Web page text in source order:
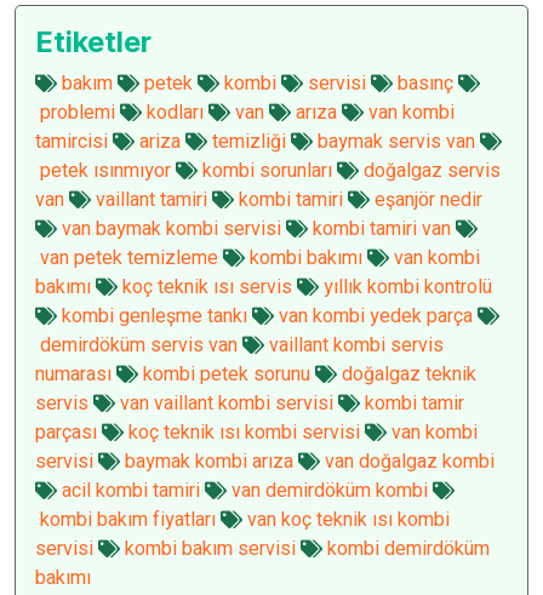
Etiketler
bakım petek kombi servisi
basınç
problemi
kodları van arıza
van kombi
tamircisi
ariza temizliği
baymak servis van
petek ısınmıyor
kombi sorunları
doğalgaz servis
van
vaillant tamiri kombi tamiri
eşanjör nedir
van baymak kombi servisi
kombi tamiri van
van petek temizleme
kombi bakımı
van kombi
bakımı
koç teknik ısı servis
yıllık kombi kontrolü
kombi genleşme tankı
van kombi yedek parça
demirdöküm servis van
vaillant kombi servis
numarası
kombi petek sorunu
doğalgaz teknik
servis
van vaillant kombi servisi
kombi tamir
parçası
koç teknik ısı kombi servisi
van kombi
servisi
baymak kombi arıza
van doğalgaz kombi
acil kombi tamiri
van demirdöküm kombi
kombi bakım fiyatları
van koç teknik ısı kombi
servisi
kombi bakım servisi
kombi demirdöküm
bakımı